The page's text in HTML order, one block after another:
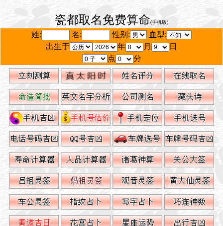
瓷都取名免费算命(手机版)
姓: 名: 性别:
血型:
出生于
年 月
日
点
分